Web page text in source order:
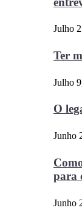
Julho
Ter
Julho
O
Junho
para
Junho